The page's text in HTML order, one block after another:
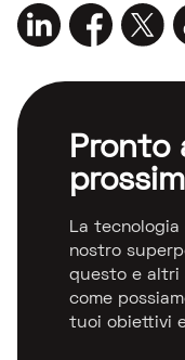
Pronto
La tecnologia
nostro
questo e altri
come
tuoi obiettivi